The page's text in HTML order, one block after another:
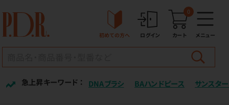
初めての方へ ログイン カート
0
メニュー
急上昇キーワード ： DNAブラシ BAハンドピース サンスター